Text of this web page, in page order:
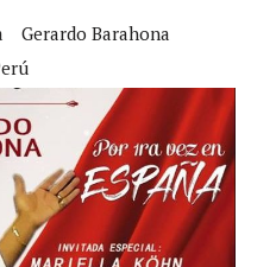
Gerardo Barahona